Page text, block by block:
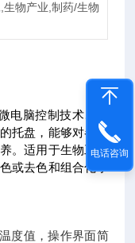
物产业,制药/生物
电脑控制技术、旋
托盘，能够对各类
。适用于生物工艺
或去色和组合化学
度值，操作界面简
电话咨询